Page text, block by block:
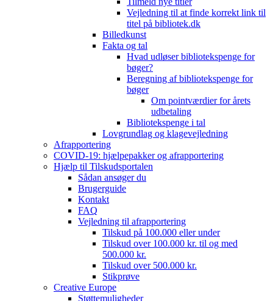
Vejledning til at finde korrekt link til
titel på bibliotek.dk
Billedkunst
Fakta og tal
Hvad udløser bibliotekspenge for
bøger?
Beregning af bibliotekspenge for
bøger
Om pointværdier for årets
udbetaling
Bibliotekspenge i tal
Lovgrundlag og klagevejledning
Afrapportering
COVID-19: hjælpepakker og afrapportering
Hjælp til Tilskudsportalen
Sådan ansøger du
Brugerguide
Kontakt
FAQ
Vejledning til afrapportering
Tilskud på 100.000 eller under
Tilskud over 100.000 kr. til og med
500.000 kr.
Tilskud over 500.000 kr.
Stikprøve
Creative Europe
Støttemuligheder